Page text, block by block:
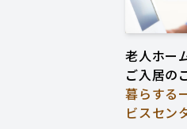
老人ホー
ご入居の
暮らする
ビスセン